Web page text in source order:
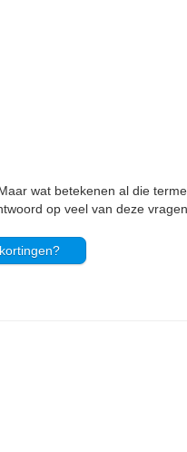
wat betekenen al die
op veel van deze vragen.